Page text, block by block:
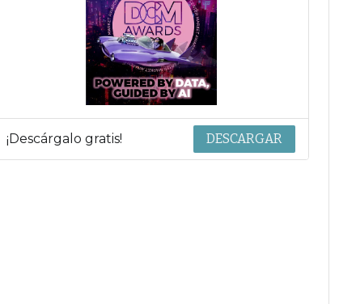
¡Descárgalo gratis! DESCARGAR